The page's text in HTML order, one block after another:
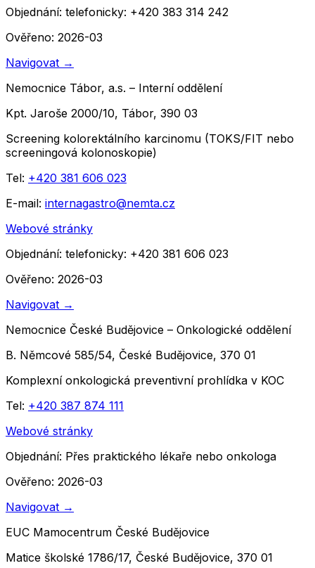
Objednání: telefonicky: +420 383 314 242
Ověřeno: 2026-03
Navigovat →
Nemocnice Tábor, a.s. – Interní oddělení
Kpt. Jaroše 2000/10, Tábor, 390 03
Screening kolorektálního karcinomu (TOKS/FIT nebo
screeningová kolonoskopie)
Tel: +420 381 606 023
E-mail: internagastro@nemta.cz
Webové stránky
Objednání: telefonicky: +420 381 606 023
Ověřeno: 2026-03
Navigovat →
Nemocnice České Budějovice – Onkologické oddělení
B. Němcové 585/54, České Budějovice, 370 01
Komplexní onkologická preventivní prohlídka v KOC
Tel: +420 387 874 111
Webové stránky
Objednání: Přes praktického lékaře nebo onkologa
Ověřeno: 2026-03
Navigovat →
EUC Mamocentrum České Budějovice
Matice školské 1786/17, České Budějovice, 370 01